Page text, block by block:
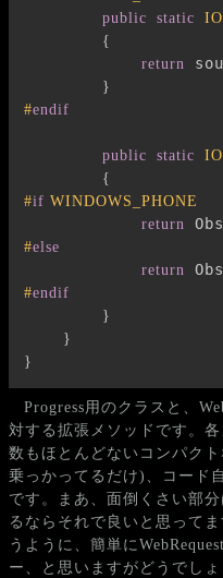
public
static
{
return
}
#endif
public static
{
#if WINDOWS_PHONE
return
#else
return
#endif
}
}
}
Progress用のクラスと、
対する拡張メソッドです。
数もほとんどないコンパク
乗っかってるだけ)、コード
です。まあ、面倒くさい部
るならそれで良いと思って
うように、簡単に
ー、と思いますがどうでし